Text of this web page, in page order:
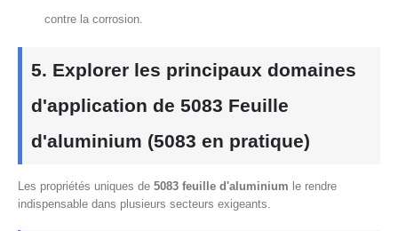
contre la corrosion.
5. Explorer les principaux domaines
d'application de 5083 Feuille
d'aluminium (5083 en pratique)
Les propriétés uniques de 5083 feuille d'aluminium le rendre
indispensable dans plusieurs secteurs exigeants.